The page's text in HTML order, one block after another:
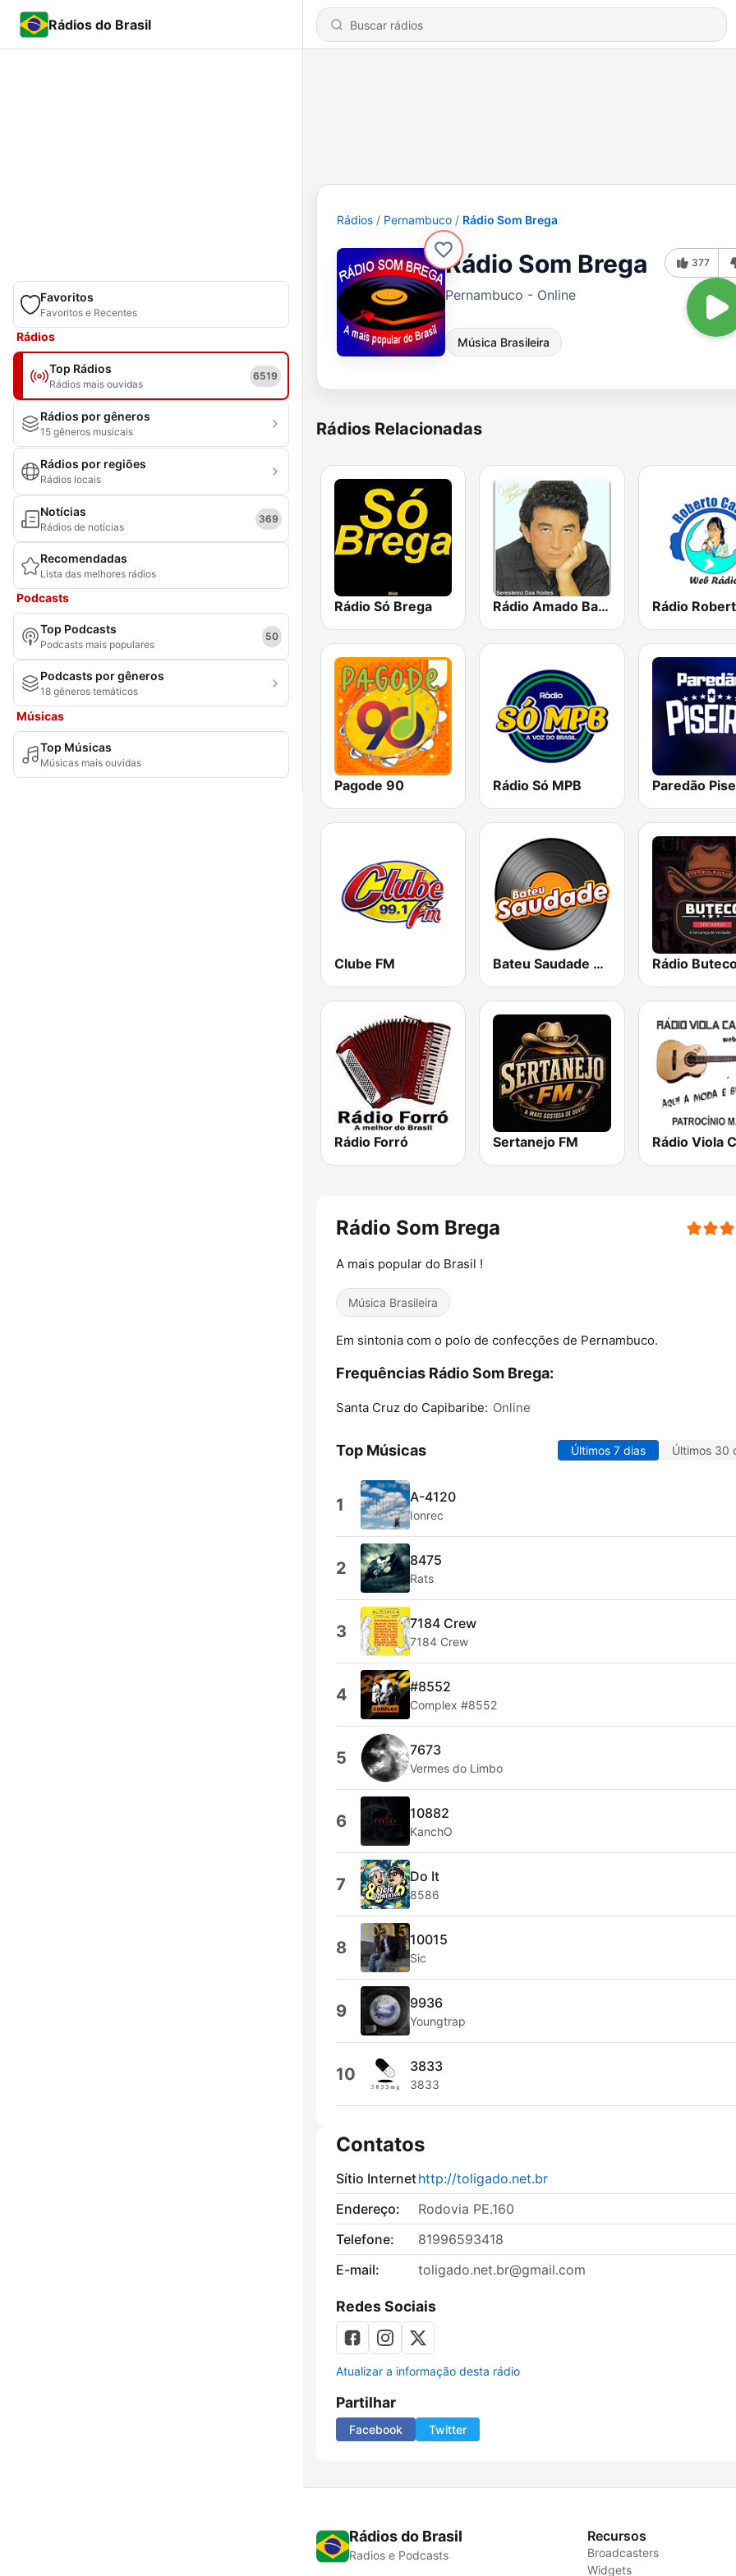
Rádios do Brasil
Favoritos
Favoritos e Recentes
Rádios
Top Rádios
Rádios mais ouvidas
6519
Rádios por gêneros
15 gêneros musicais
Rádios por regiões
Rádios locais
Notícias
Rádios de notícias
369
Recomendadas
Lista das melhores rádios
Podcasts
Top Podcasts
Podcasts mais populares
50
Podcasts por gêneros
18 gêneros temáticos
Músicas
Top Músicas
Músicas mais ouvidas
Rádios Pernambuco Rádio Som Brega
Rádio Som Brega
Pernambuco - Online
Música Brasileira
377
Rádios Relacionadas
Rádio Só Brega Rádio Amado Batista
Pagode 90 Rádio Só MPB Paredão
Clube FM Bateu Saudade FM Rádio Flashback
Rádio Forró Sertanejo FM
Rádio Som Brega
A mais popular do Brasil !
Música Brasileira
Em sintonia com o polo de confecções de Pernambuco.
Frequências Rádio Som Brega:
Santa Cruz do Capibaribe: Online
Top Músicas Últimos 7 dias Últimos 30
1 A-4120
Ionrec
2 8475
Rats
3 7184 Crew
7184 Crew
4 #8552
Complex #8552
5 7673
Vermes do Limbo
6 10882
KanchO
7 Do It
8586
8 10015
Sic
9 9936
Youngtrap
10 3833
3833
Contatos
Sítio Internethttp://toligado.net.br
Endereço:
Rodovia PE.160
Telefone:
81996593418
E-mail:
toligado.net.br@gmail.com
Redes Sociais
Atualizar a informação desta rádio
Partilhar
Facebook Twitter
Rádios do Brasil
Radios e Podcasts
Recursos
Broadcasters
Widgets